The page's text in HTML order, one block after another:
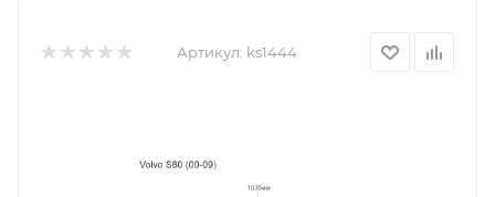
Артикул: ks1444